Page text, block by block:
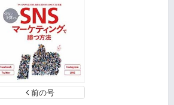
前の号